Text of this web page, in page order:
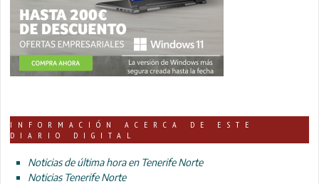
INFORMACIÓN ACERCA DE ESTE
DIARIO DIGITAL
Noticias de última hora en Tenerife Norte
Noticias Tenerife Norte